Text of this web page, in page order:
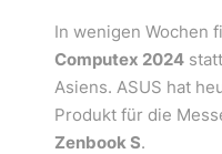
In wenigen Wochen
Computex 2024
Asiens. ASUS hat
Produkt für die
Zenbook S.